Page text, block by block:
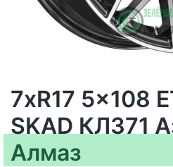
7xR17 5x108
SKAD КЛ371
Алмаз